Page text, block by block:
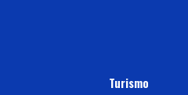
Turismo